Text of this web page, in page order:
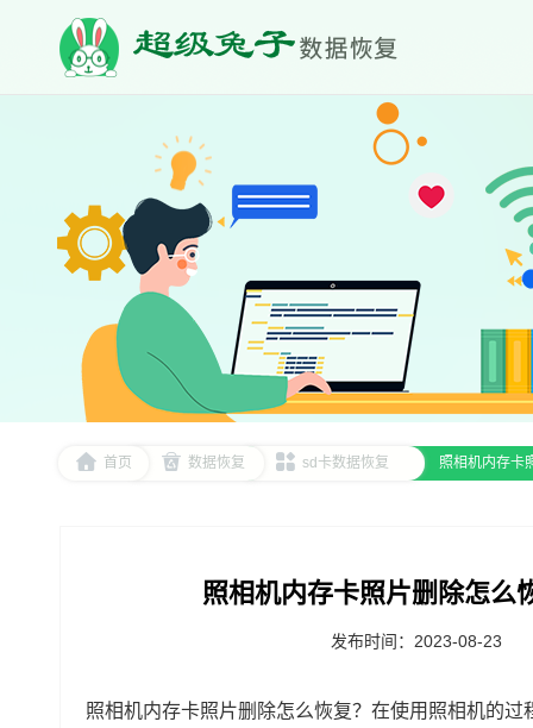
首页 数据恢复 sd卡数据恢复 照相机内存卡
照相机内存卡照片删除怎么
发布时间：2023-08-23
照相机内存卡照片删除怎么恢复？在使用照相机的